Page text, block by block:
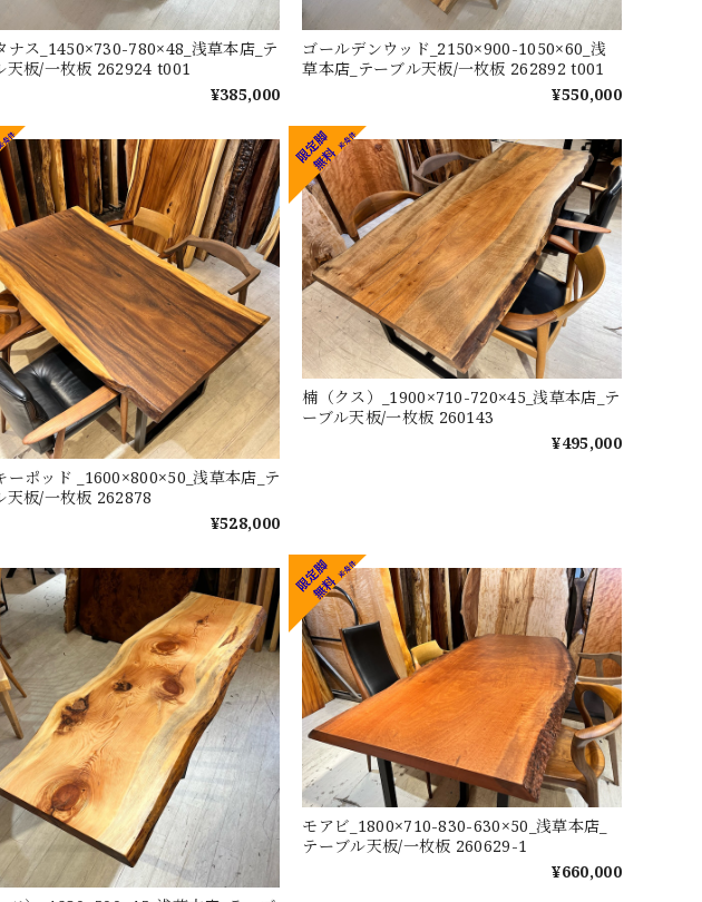
ナス_1450×730-780×48_浅草本店_テ
天板/一枚板 262924 t001
¥385,000
ゴールデンウッド_2150×900-1050×60_浅
草本店_テーブル天板/一枚板 262892 t001
¥550,000
ーポッド _1600×800×50_浅草本店_テ
天板/一枚板 262878
¥528,000
楠（クス）_1900×710-720×45_浅草本店_テ
ーブル天板/一枚板 260143
¥495,000
モアビ_1800×710-830-630×50_浅草本店_
テーブル天板/一枚板 260629-1
¥660,000